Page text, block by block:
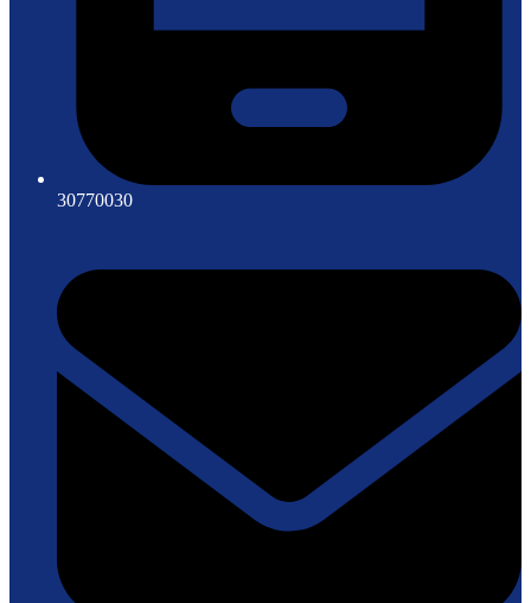
30770030